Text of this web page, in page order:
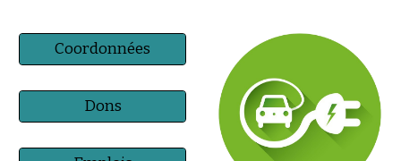
Coordonnées
Dons